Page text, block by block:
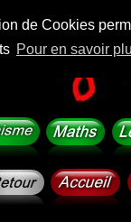
de Cookies
Pour en savoir